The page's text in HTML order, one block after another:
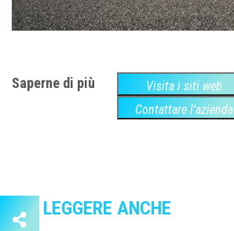
Saperne di più
Visita i siti web
Contattare l'azienda
LEGGERE ANCHE